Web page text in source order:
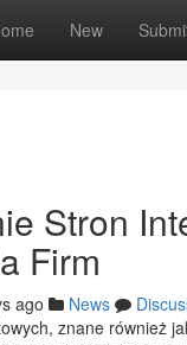
New
Stron
Firm
ago News
znane również